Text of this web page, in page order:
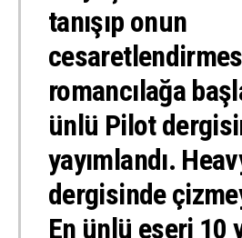
tanışıp onun
romancılağa
ünlü Pilot
yayımlandı.
dergisinde
En ünlü eseri 10